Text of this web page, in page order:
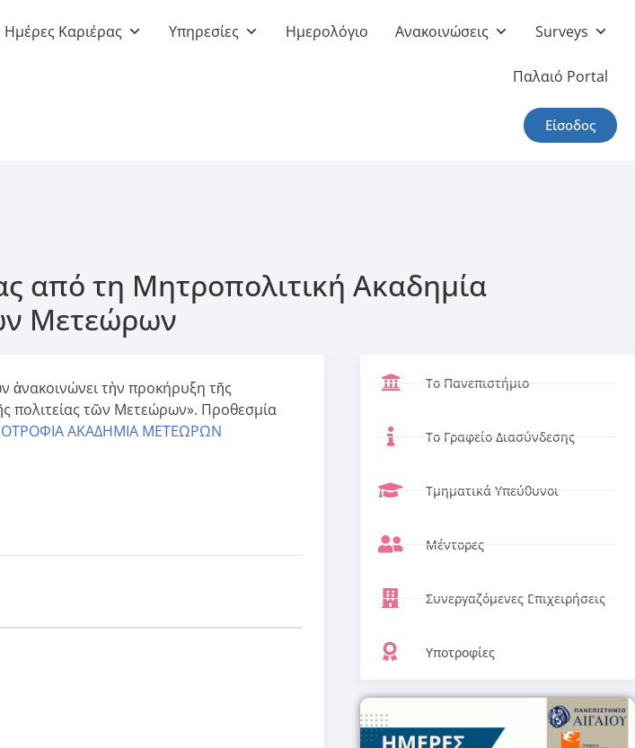
Ημέρες Καριέρας Υπηρεσίες Ημερολόγιο Ανακοινώσεις Surveys
Παλαιό Portal
Είσοδος
από τη Μητροπολιτική Ακαδημία
Μετεώρων
τὴν προκήρυξη τῆς
πολιτείας τῶν Μετεώρων». Προθεσμία
ΑΚΑΔΗΜΙΑ ΜΕΤΕΩΡΩΝ
Το Πανεπιστήμιο
Το Γραφείο Διασύνδεσης
Τμηματικά Υπεύθυνοι
Μέντορες
Συνεργαζόμενες Επιχειρήσεις
Υποτροφίες